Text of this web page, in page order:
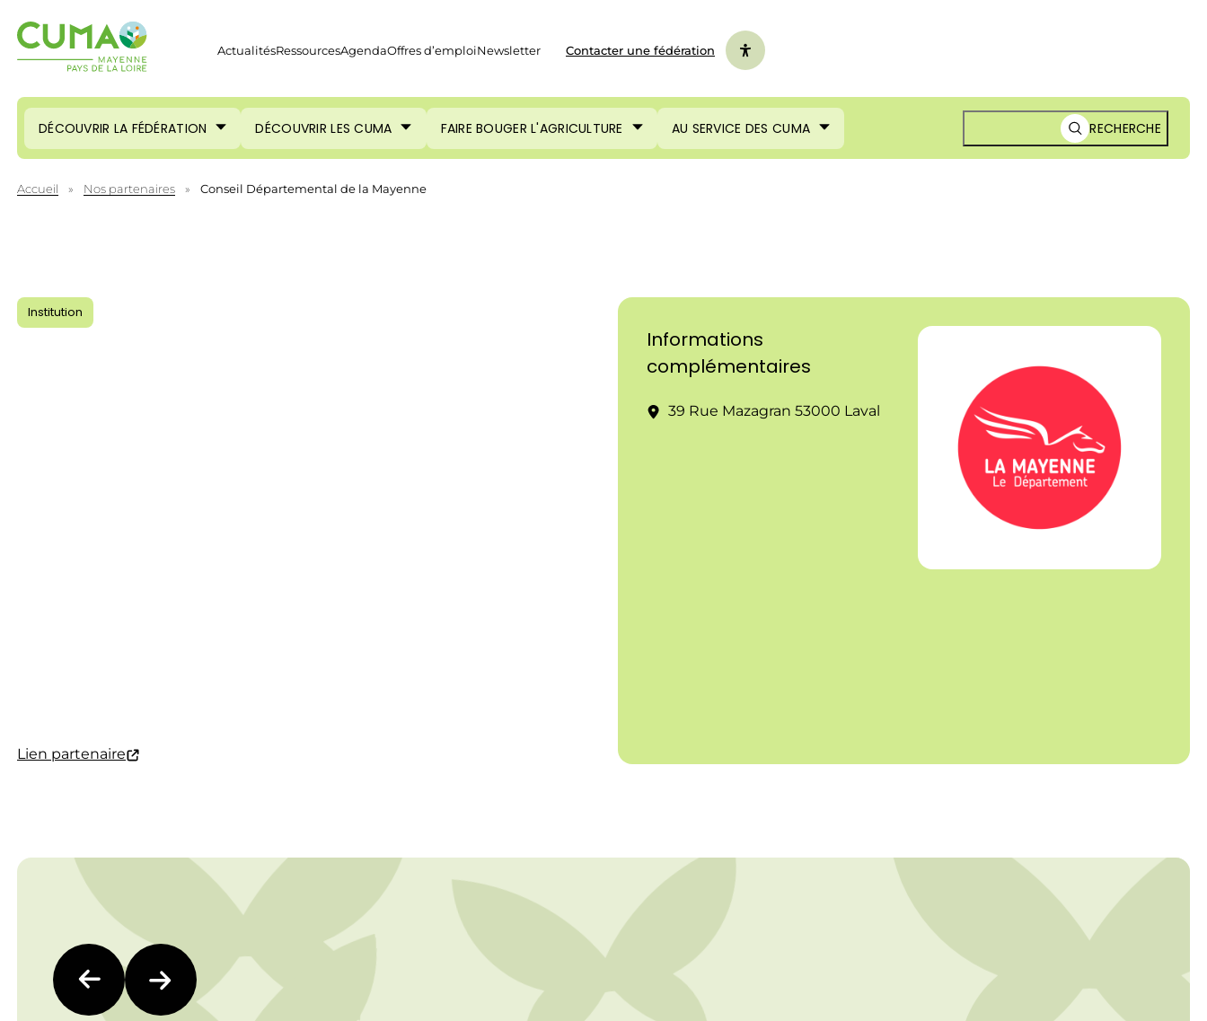
ActualitésRessourcesAgendaOffres d’emploiNewsletter Contacter une fédération
DÉCOUVRIR LA FÉDÉRATION DÉCOUVRIR LES CUMA FAIRE BOUGER L'AGRICULTURE AU SERVICE DES CUMA RECHERCHE
Accueil » Nos partenaires » Conseil Départemental de la Mayenne
Institution
Lien partenaire
Informations
complémentaires
39 Rue Mazagran 53000 Laval